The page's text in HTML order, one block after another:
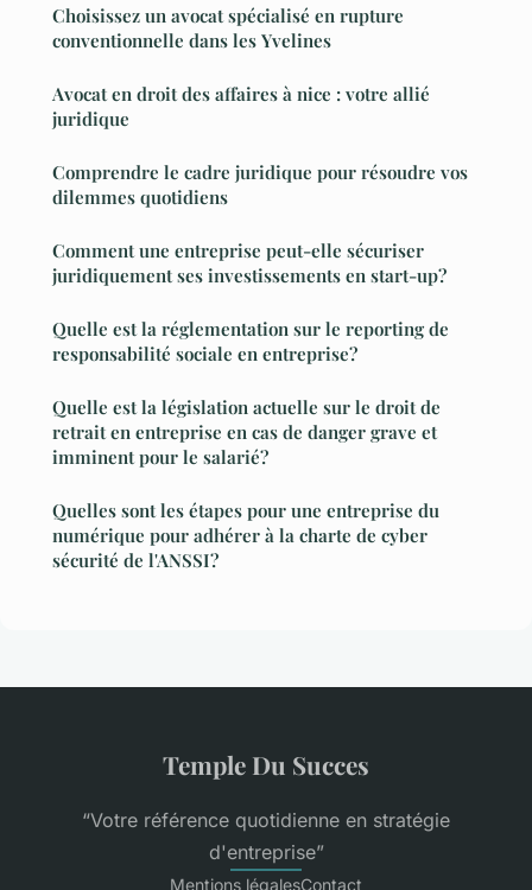
Choisissez un avocat spécialisé en rupture
conventionnelle dans les Yvelines
Avocat en droit des affaires à nice : votre allié
juridique
Comprendre le cadre juridique pour résoudre vos
dilemmes quotidiens
Comment une entreprise peut-elle sécuriser
juridiquement ses investissements en start-up?
Quelle est la réglementation sur le reporting de
responsabilité sociale en entreprise?
Quelle est la législation actuelle sur le droit de
retrait en entreprise en cas de danger grave et
imminent pour le salarié?
Quelles sont les étapes pour une entreprise du
numérique pour adhérer à la charte de cyber
sécurité de l'ANSSI?
Temple Du Succes
“Votre référence quotidienne en stratégie
d'entreprise”
Mentions légalesContact